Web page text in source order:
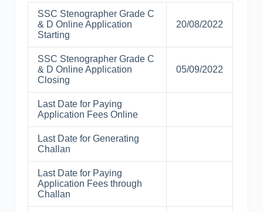
SSC Stenographer Grade C
& D Online Application
Starting
20/08/2022
SSC Stenographer Grade C
& D Online Application
Closing
05/09/2022
Last Date for Paying
Application Fees Online
Last Date for Generating
Challan
Last Date for Paying
Application Fees through
Challan